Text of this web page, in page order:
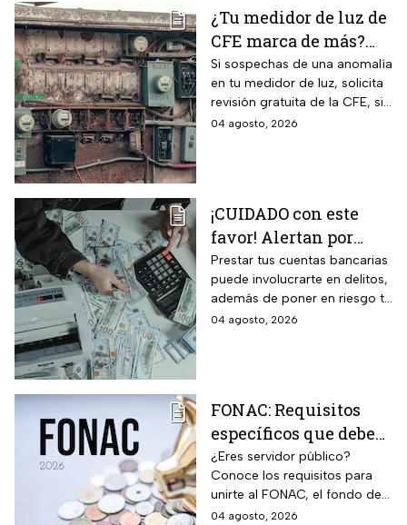
¿Tu medidor de luz de
CFE marca de más?
Así puedes saber si
presenta una falla
Si sospechas de una anomalía
en tu medidor de luz, solicita
revisión gratuita de la CFE, si
hay falla es totalmente
04 agosto, 2026
¡CUIDADO con este
favor! Alertan por
préstamo de cuentas
bancarias: razón por la
que debes decir que
Prestar tus cuentas bancarias
puede involucrarte en delitos,
además de poner en riesgo tu
patrimonio y situación legal;
04 agosto, 2026
FONAC: Requisitos
específicos que deben
cumplir los
trabajadores para
participar en él
¿Eres servidor público?
Conoce los requisitos para
unirte al FONAC, el fondo de
ahorro Capitalizable de los
04 agosto, 2026